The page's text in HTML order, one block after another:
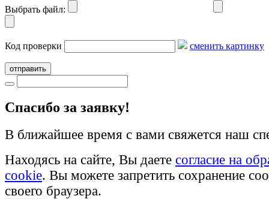
Выбрать файл:
Код проверки сменить картинку
отправить
Cпасибо за заявку!
В ближайшее время с вами свяжется наш
Находясь на сайте, Вы даете согласие на
cookie. Вы можете запретить сохранение
своего браузера.